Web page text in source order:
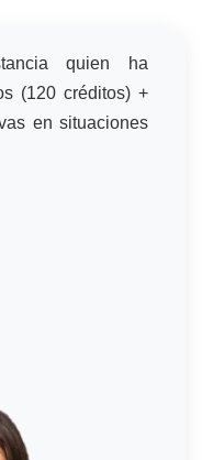
quien ha
(120 créditos) +
en situaciones